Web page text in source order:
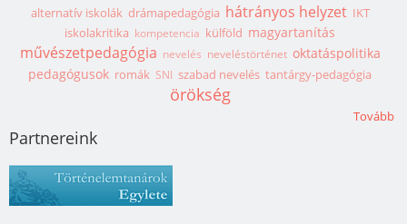
alternatív iskolák drámapedagógia hátrányos helyzet IKT
iskolakritika kompetencia külföld magyartanítás
művészetpedagógia nevelés neveléstörténet oktatáspolitika
pedagógusok romák SNI szabad nevelés tantárgy-pedagógia
örökség
Tovább
Partnereink